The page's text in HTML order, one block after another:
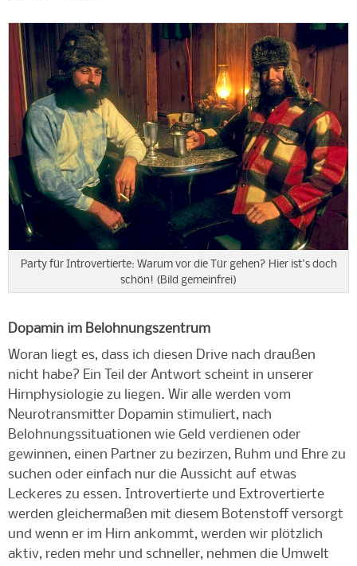
Party für Introvertierte: Warum vor die Tür gehen? Hier ist's doch
schön! (Bild gemeinfrei)
Dopamin im Belohnungszentrum
Woran liegt es, dass ich diesen Drive nach draußen
nicht habe? Ein Teil der Antwort scheint in unserer
Hirnphysiologie zu liegen. Wir alle werden vom
Neurotransmitter Dopamin stimuliert, nach
Belohnungssituationen wie Geld verdienen oder
gewinnen, einen Partner zu bezirzen, Ruhm und Ehre zu
suchen oder einfach nur die Aussicht auf etwas
Leckeres zu essen. Introvertierte und Extrovertierte
werden gleichermaßen mit diesem Botenstoff versorgt
und wenn er im Hirn ankommt, werden wir plötzlich
aktiv, reden mehr und schneller, nehmen die Umwelt